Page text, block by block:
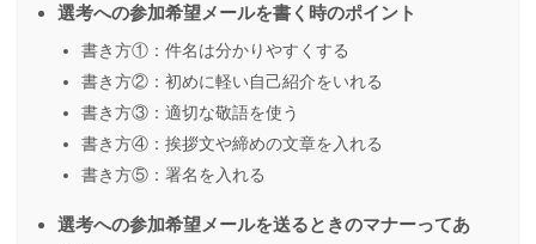
選考への参加希望メールを書く時のポイント
書き方①：件名は分かりやすくする
書き方②：初めに軽い自己紹介をいれる
書き方③：適切な敬語を使う
書き方④：挨拶文や締めの文章を入れる
書き方⑤：署名を入れる
選考への参加希望メールを送るときのマナーってあ